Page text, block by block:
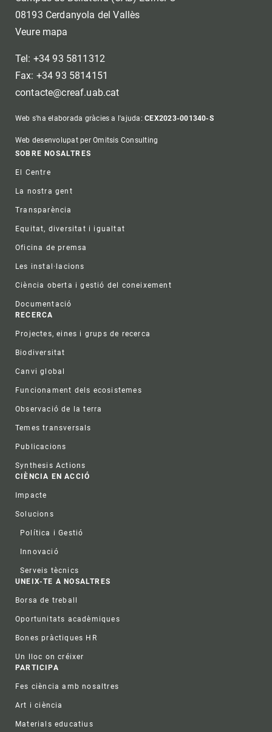
08193 Cerdanyola del Vallès
Veure mapa
Tel: +34 93 5811312
Fax: +34 93 5814151
contacte@creaf.uab.cat
Web s'ha elaborada gràcies a l'ajuda:CEX2023-001340-S
Web desenvolupat per Omitsis Consulting
Footer
SOBRE NOSALTRES
El Centre
La nostra gent
Transparència
Equitat, diversitat i igualtat
Oficina de premsa
Les instal·lacions
Ciència oberta i gestió del coneixement
Documentació
RECERCA
Projectes, eines i grups de recerca
Biodiversitat
Canvi global
Funcionament dels ecosistemes
Observació de la terra
Temes transversals
Publicacions
Synthesis Actions
CIÈNCIA EN ACCIÓ
Impacte
Solucions
Política i Gestió
Innovació
Serveis tècnics
UNEIX-TE A NOSALTRES
Borsa de treball
Oportunitats acadèmiques
Bones pràctiques HR
Un lloc on créixer
PARTICIPA
Fes ciència amb nosaltres
Art i ciència
Materials educatius